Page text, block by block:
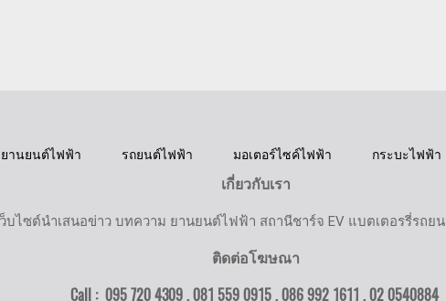
ยานยนต์ไฟฟ้า รถยนต์ไฟฟ้า มอเตอร์ไซค์ไฟฟ้า กระบะไฟฟ้า
เกี่ยวกับเรา
เว็บไซต์นำเสนอข่าว บทความ ยานยนต์ไฟฟ้า สถานีชาร์จ EV แบตเตอรรี่รถ
ติดต่อโฆษณา
Call : 095 720 4309 , 081 559 0915 , 086 992 1611 ,02 0540884